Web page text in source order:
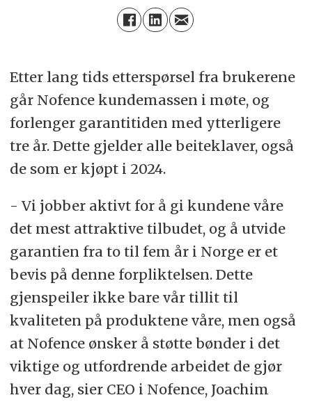
Etter lang tids etterspørsel fra brukerene
går Nofence kundemassen i møte, og
forlenger garantitiden med ytterligere
tre år. Dette gjelder alle beiteklaver, også
de som er kjøpt i 2024.
- Vi jobber aktivt for å gi kundene våre
det mest attraktive tilbudet, og å utvide
garantien fra to til fem år i Norge er et
bevis på denne forpliktelsen. Dette
gjenspeiler ikke bare vår tillit til
kvaliteten på produktene våre, men også
at Nofence ønsker å støtte bønder i det
viktige og utfordrende arbeidet de gjør
hver dag, sier CEO i Nofence, Joachim